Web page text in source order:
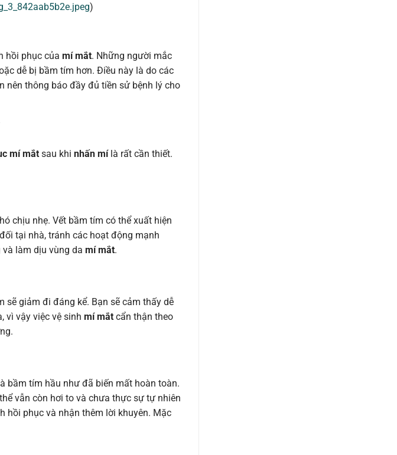
)
hồi phục của mí mắt. Những người mắc
dễ bị bầm tím hơn. Điều này là do các
nên thông báo đầy đủ tiền sử bệnh lý cho
mí mắt sau khi nhấn mílà rất cần thiết.
chịu nhẹ. Vết bầm tím có thể xuất hiện
tại nhà, tránh các hoạt động mạnh
làm dịu vùng da mí mắt.
giảm đi đáng kể. Bạn sẽ cảm thấy dễ
vì vậy việc vệ sinh mí mắt cẩn thận theo
bầm tím hầu như đã biến mất hoàn toàn.
vẫn còn hơi to và chưa thực sự tự nhiên
hồi phục và nhận thêm lời khuyên. Mặc